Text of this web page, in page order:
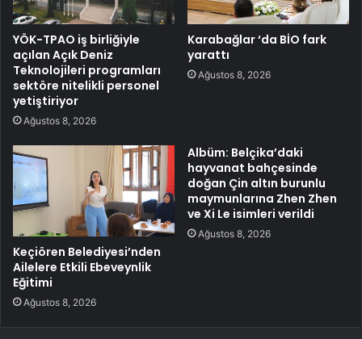
YÖK-TPAO iş birliğiyle
açılan Açık Deniz
Teknolojileri programları
sektöre nitelikli personel
yetiştiriyor
Ağustos 8, 2026
Karabağlar ‘da BİO fark
yarattı
Ağustos 8, 2026
Keçiören Belediyesi’nden
Ailelere Etkili Ebeveynlik
Eğitimi
Ağustos 8, 2026
Albüm: Belçika’daki
hayvanat bahçesinde
doğan Çin altın burunlu
maymunlarına Zhen Zhen
ve Xi Le isimleri verildi
Ağustos 8, 2026